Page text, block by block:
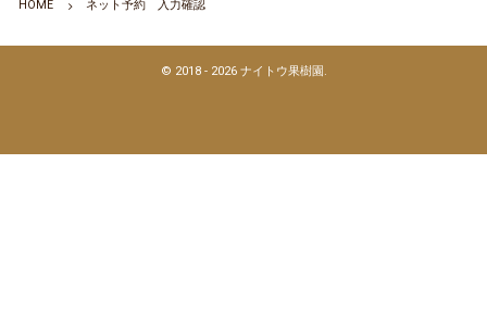
HOME ネット予約 入力確認
© 2018 - 2026 ナイトウ果樹園 .